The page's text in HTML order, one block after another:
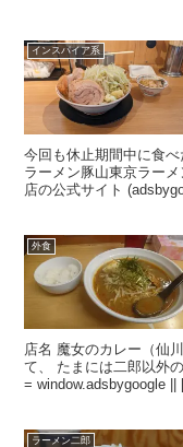
インスパイア系
今回も休止期間中に食
ラーメン豚山東京ラー
店の公式サイト
外食
店名 魔女のカレー（仙
て、 たまには二郎以外
= window.adsbygoogle
ラーメン二郎